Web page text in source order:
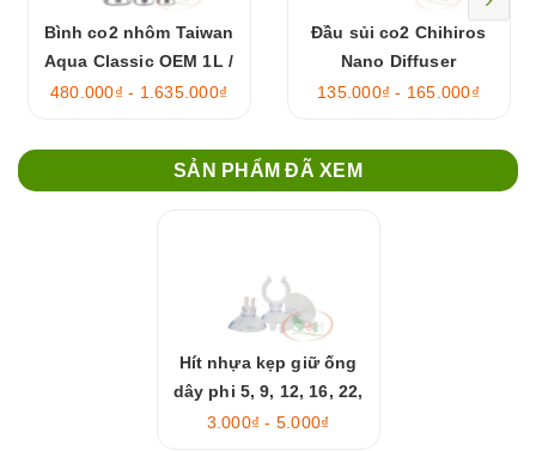
Bình co2 nhôm Taiwan
Aqua Classic OEM 1L /
2L / 4L rỗng
480.000₫ - 1.635.000₫
Đầu sủi co2 Chihiros
Nano Diffuser
135.000₫ - 165.000₫
SẢN PHẨM ĐÃ XEM
Hít nhựa kẹp giữ ống
dây phi 5, 9, 12, 16, 22,
25 mm
3.000₫ - 5.000₫